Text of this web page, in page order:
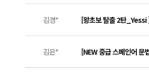
김경* [왕초보 탈출 2탄_Yessi
김은* [NEW 중급 스페인어 문